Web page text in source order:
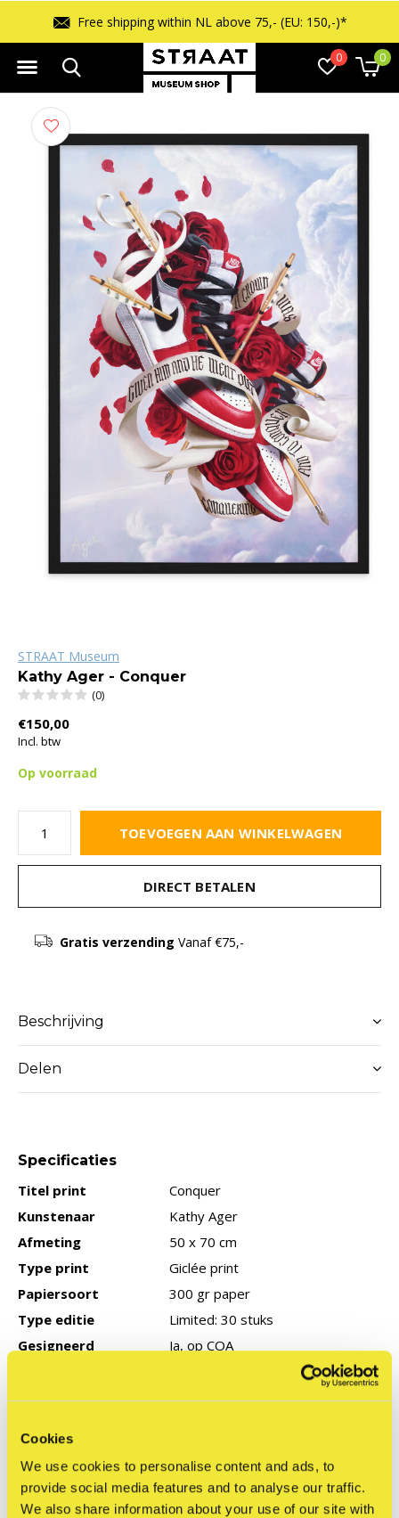
Cookies
We use cookies to personalise content and ads, to
provide social media features and to analyse our traffic.
We also share information about your use of our site with
0 0
Free shipping within NL above 75,- (EU: 150,-)*
STRAAT Museum
Kathy Ager - Conquer
(0)
€150,00
Incl. btw
Op voorraad
TOEVOEGEN AAN WINKELWAGEN
DIRECT BETALEN
Gratis verzending Vanaf €75,-
Beschrijving
Delen
Specificaties
Titel print
Conquer
Kunstenaar
Kathy Ager
Afmeting
50 x 70 cm
Type print
Giclée print
Papiersoort
300 gr paper
Type editie
Limited: 30 stuks
Gesigneerd
Ja, op COA
COA
Ja
Reviews
0/ 5